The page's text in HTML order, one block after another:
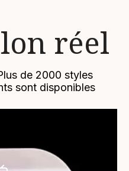
réel
de 2000 styles
sont disponibles